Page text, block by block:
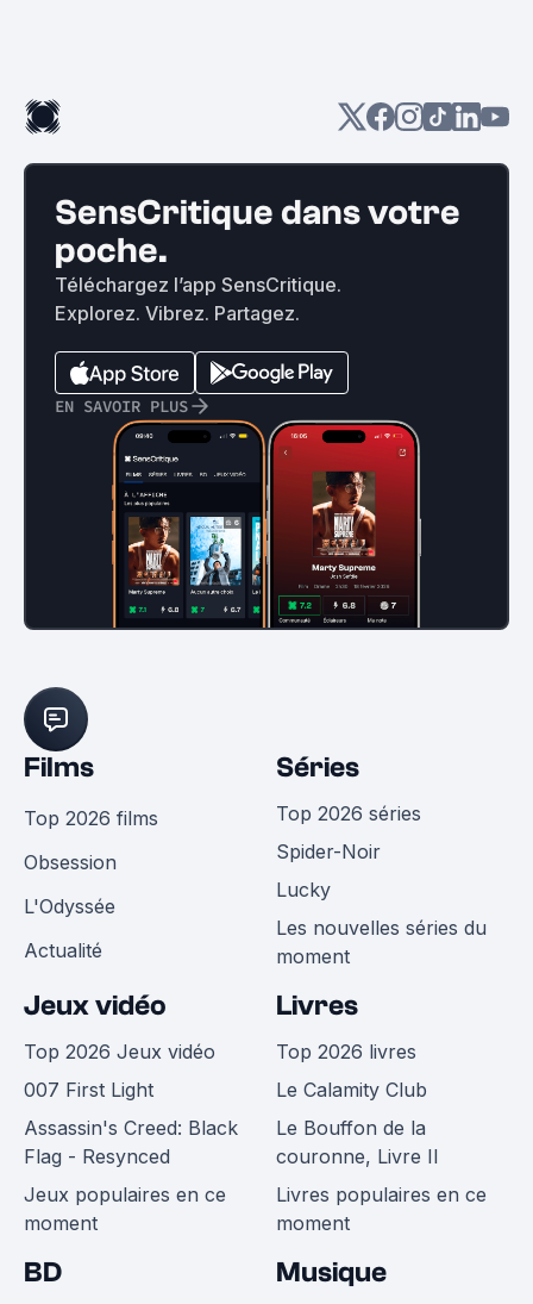
SensCritique dans votre
poche.
Téléchargez l’app SensCritique.
Explorez. Vibrez. Partagez.
EN SAVOIR PLUS
Films
Top 2026 films
Obsession
L'Odyssée
Actualité
Séries
Top 2026 séries
Spider-Noir
Lucky
Les nouvelles séries du
moment
Jeux vidéo
Top 2026 Jeux vidéo
007 First Light
Assassin's Creed: Black
Flag - Resynced
Jeux populaires en ce
moment
Livres
Top 2026 livres
Le Calamity Club
Le Bouffon de la
couronne, Livre II
Livres populaires en ce
moment
BD Musique